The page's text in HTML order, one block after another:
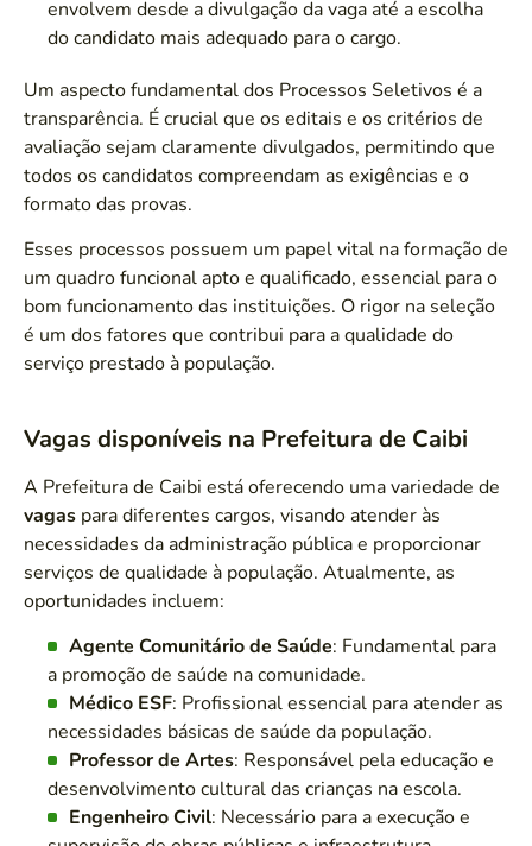
envolvem desde a divulgação da vaga até a escolha
do candidato mais adequado para o cargo.
Um aspecto fundamental dos Processos Seletivos é a
transparência. É crucial que os editais e os critérios de
avaliação sejam claramente divulgados, permitindo que
todos os candidatos compreendam as exigências e o
formato das provas.
Esses processos possuem um papel vital na formação de
um quadro funcional apto e qualificado, essencial para o
bom funcionamento das instituições. O rigor na seleção
é um dos fatores que contribui para a qualidade do
serviço prestado à população.
Vagas disponíveis na Prefeitura de Caibi
A Prefeitura de Caibi está oferecendo uma variedade de
vagas para diferentes cargos, visando atender às
necessidades da administração pública e proporcionar
serviços de qualidade à população. Atualmente, as
oportunidades incluem:
Agente Comunitário de Saúde: Fundamental para
a promoção de saúde na comunidade.
Médico ESF: Profissional essencial para atender as
necessidades básicas de saúde da população.
Professor de Artes: Responsável pela educação e
desenvolvimento cultural das crianças na escola.
Engenheiro Civil: Necessário para a execução e